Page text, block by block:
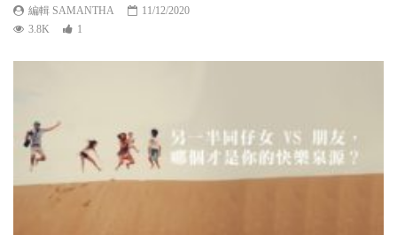
編輯 SAMANTHA
11/12/2020
3.8K
1